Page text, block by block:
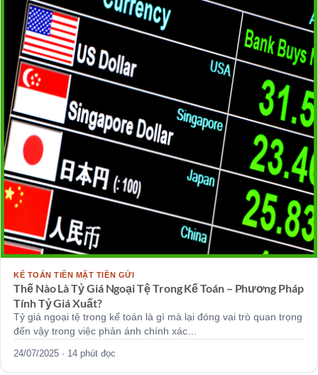
KẾ TOÁN TIỀN MẶT TIỀN GỬI
Thế Nào Là Tỷ Giá Ngoại Tệ Trong Kế Toán – Phương Pháp
Tính Tỷ Giá Xuất?
Tỷ giá ngoại tệ trong kế toán là gì mà lại đóng vai trò quan trọng
đến vậy trong việc phản ánh chính xác…
24/07/2025 · 14 phút đọc